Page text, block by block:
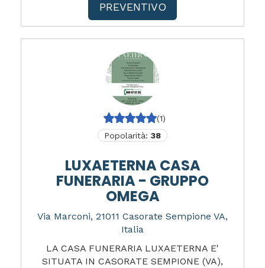
PREVENTIVO
(1)
Popolarità: 38
LUXAETERNA CASA
FUNERARIA - GRUPPO
OMEGA
Via Marconi, 21011 Casorate Sempione VA,
Italia
LA CASA FUNERARIA LUXAETERNA E'
SITUATA IN CASORATE SEMPIONE (VA),